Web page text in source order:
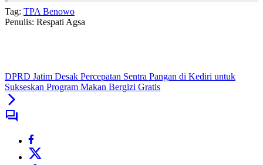
Tag: TPA Benowo
Penulis: Respati Agsa
DPRD Jatim Desak Percepatan Sentra Pangan di Kediri untuk
Sukseskan Program Makan Bergizi Gratis